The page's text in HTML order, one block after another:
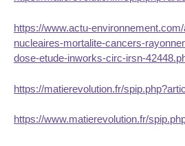
https://www.actu-
nucleaires-mortalite-cancers-
dose-etude-inworks-circ-irsn-
https://matierevolution.fr/
https://www.matierevolution.fr/